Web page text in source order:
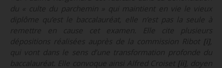
du « culte du parchemin » qui maintient en vie le vieux
diplôme qu’est le baccalauréat, elle n’est pas la seule à
remettre en cause cet examen. Elle cite plusieurs
dépositions réalisées auprès de la commission Ribot [i],
qui vont dans le sens d’une transformation profonde du
baccalauréat. Elle convoque ainsi Alfred Croiset [ii], doyen